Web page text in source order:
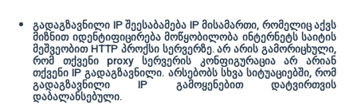
გადაგზავნილი IP შეესაბამება IP მისამართი, რომელიც აქვს
მიზნით იდენტიფიცირება მოწყობილობა ინტერნეტს საიტის
მეშვეობით HTTP პროქსი სერვერზე. არ არის გამორიცხული,
რომ თქვენი proxy სერვერის კონფიგურაცია არ არიან
თქვენი IP გადაგზავნილი. არსებობს სხვა სიტუაციებში, რომ
გადაგზავნილი IP გამოყენებით დატვირთვის
დაბალანსებული.